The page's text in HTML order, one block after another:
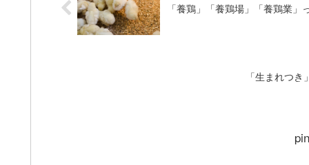
「養鶏」「養鶏場」「養鶏業」
「生まれつ